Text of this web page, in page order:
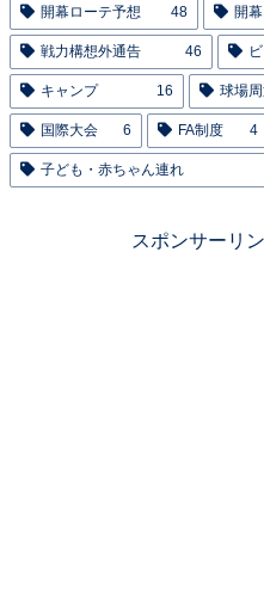
開幕ローテ予想 48 開
戦力構想外通告 46
キャンプ 16 球場
国際大会 6 FA制度 4
子ども・赤ちゃん連れ
スポンサーリ